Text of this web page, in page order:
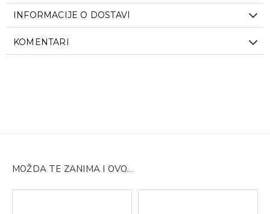
INFORMACIJE O DOSTAVI
KOMENTARI
MOŽDA TE ZANIMA I OVO...